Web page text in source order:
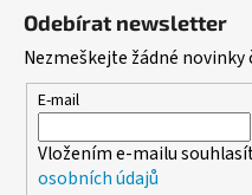
o
t
ř
e
b
u
Odebírat newsletter
Nezmeškejte žádné novinky
E-mail
Vložením e-mailu
osobních údajů